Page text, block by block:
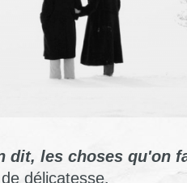
dit, les choses qu'on
délicatesse.